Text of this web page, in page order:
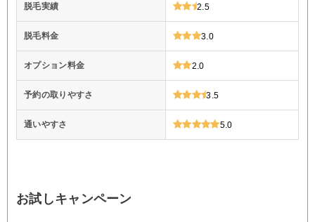
脱毛実績 2.5
脱毛料金 3.0
オプション料金 2.0
予約の取りやすさ 3.5
通いやすさ 5.0
お試しキャンペーン